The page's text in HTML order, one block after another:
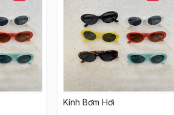
Kính Bơm Hơi